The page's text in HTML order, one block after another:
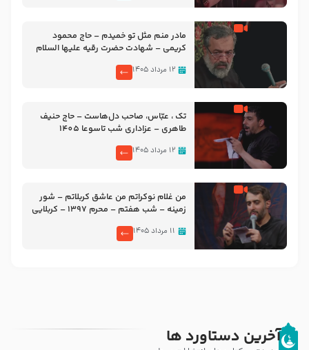
مادر منم مثل تو خمیدم – حاج محمود
کریمی – شهادت حضرت رقیه علیها السلام
۱۲ مرداد ۱۴۰۵
تک ، عبّاس، صاحب دل‌هاست – حاج حنیف
طاهری – عزاداری شب تاسوعا 1405
۱۲ مرداد ۱۴۰۵
من غلام نوکراتم من عاشق کربلاتم – شور
زمینه – شب هفتم – محرم 1397 – کربلایی
۱۱ مرداد ۱۴۰۵
آخرین دستاورد ها